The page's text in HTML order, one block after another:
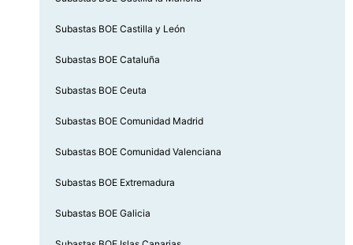
Subastas BOE Castilla y León
Subastas BOE Cataluña
Subastas BOE Ceuta
Subastas BOE Comunidad Madrid
Subastas BOE Comunidad Valenciana
Subastas BOE Extremadura
Subastas BOE Galicia